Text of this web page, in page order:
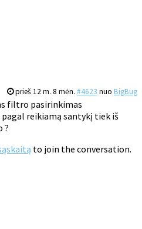
prieš 12 m. 8 mėn. #4623 nuo BigBug
filtro pasirinkimas
reikiamą santykį tiek iš
?
to join the conversation.